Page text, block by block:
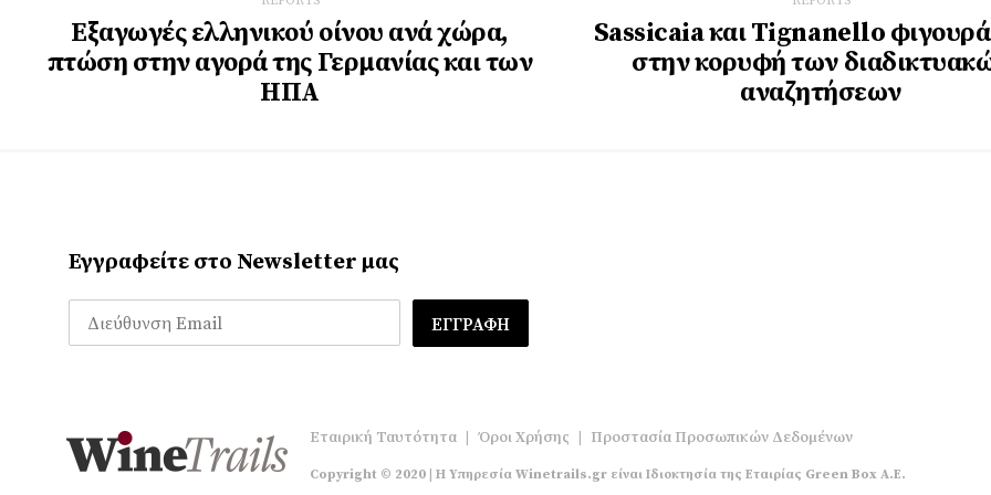
Εξαγωγές ελληνικού οίνου ανά χώρα,
πτώση στην αγορά της Γερμανίας και των
ΗΠΑ
Sassicaia και Tignanello
στην κορυφή των
αναζητήσεων
Εγγραφείτε στο Newsletter μας
Εταιρική Ταυτότητα | Όροι Χρήσης | Προστασία Προσωπικών Δεδομένων
Copyright © 2020 | Η Υπηρεσία Winetrails.gr είναι Ιδιοκτησία της Εταιρίας Green Box A.E.